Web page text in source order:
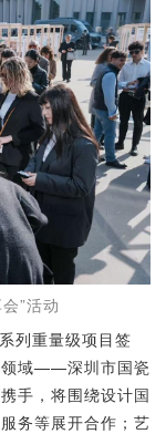
”活动
列重量级项目签
领域——深圳市国瓷
手，将围绕设计国
务等展开合作；艺